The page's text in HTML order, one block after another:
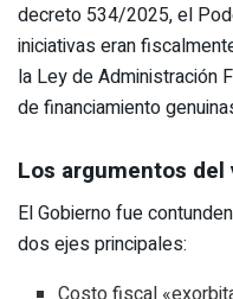
decreto 534/2025, el
iniciativas eran
la Ley de Administración
de financiamiento
Los argumentos del
El Gobierno fue
dos ejes principales: